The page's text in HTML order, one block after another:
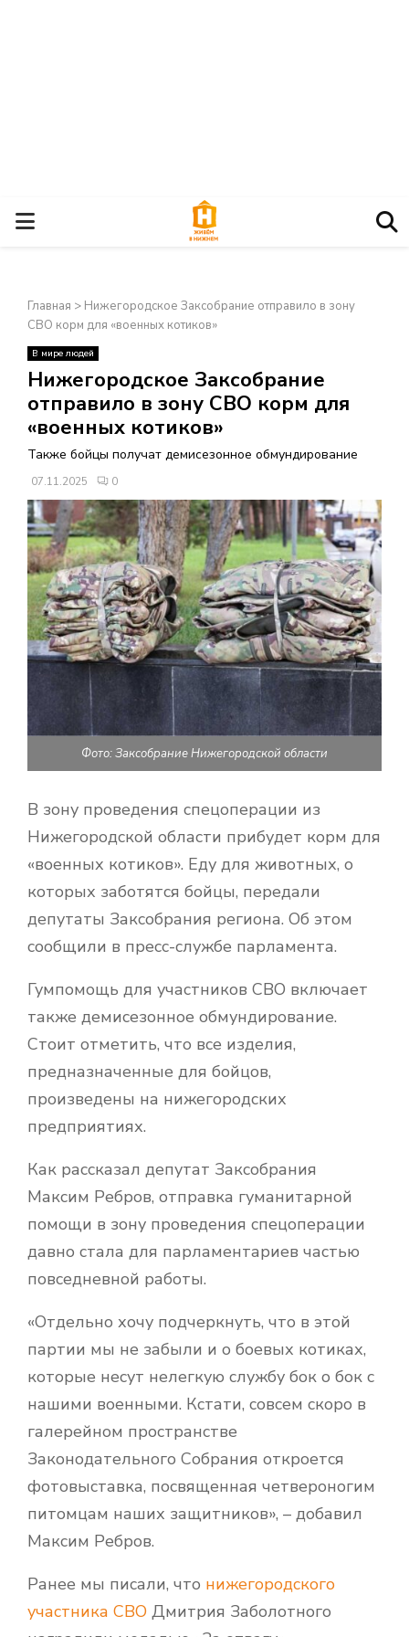
О
Н
О
В
Н
О
Е
М
Е
Н
Ю
Главная > Нижегородское Заксобрание отправило в зону
СВО корм для «военных котиков»
В мире людей
Нижегородское Заксобрание
отправило в зону СВО корм для
«военных котиков»
Также бойцы получат демисезонное обмундирование
07.11.2025 0
Фото: Заксобрание Нижегородской области
В зону проведения спецоперации из
Нижегородской области прибудет корм для
«военных котиков». Еду для животных, о
которых заботятся бойцы, передали
депутаты Заксобрания региона. Об этом
сообщили в пресс-службе парламента.
Гумпомощь для участников СВО включает
также демисезонное обмундирование.
Стоит отметить, что все изделия,
предназначенные для бойцов,
произведены на нижегородских
предприятиях.
Как рассказал депутат Заксобрания
Максим Ребров, отправка гуманитарной
помощи в зону проведения спецоперации
давно стала для парламентариев частью
повседневной работы.
«Отдельно хочу подчеркнуть, что в этой
партии мы не забыли и о боевых котиках,
которые несут нелегкую службу бок о бок с
нашими военными. Кстати, совсем скоро в
галерейном пространстве
Законодательного Собрания откроется
фотовыставка, посвященная четвероногим
питомцам наших защитников», – добавил
Максим Ребров.
Ранее мы писали, что нижегородского
участника СВО Дмитрия Заболотного